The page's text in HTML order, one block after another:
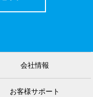
会社情報
お客様サポート